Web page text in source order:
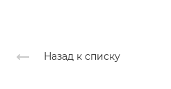
Назад к списку